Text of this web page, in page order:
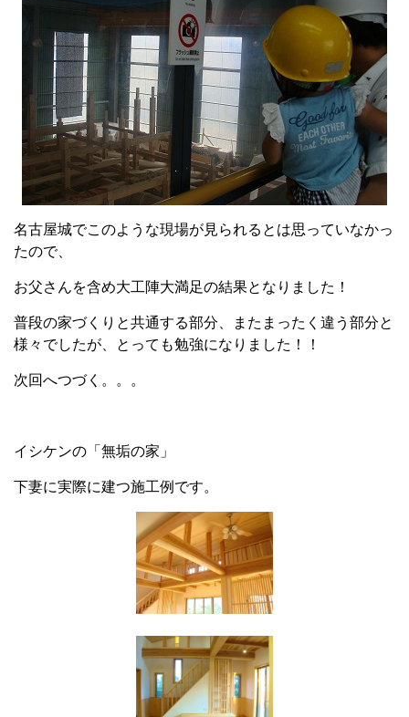
名古屋城でこのような現場が見られるとは思っていなかっ
たので、
お父さんを含め大工陣大満足の結果となりました！
普段の家づくりと共通する部分、またまったく違う部分と
様々でしたが、とっても勉強になりました！！
次回へつづく。。。
イシケンの「無垢の家」
下妻に実際に建つ施工例です。